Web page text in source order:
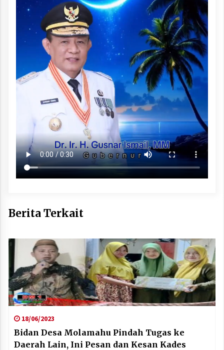
Berita Terkait
18/06/2023
Bidan Desa Molamahu Pindah Tugas ke
Daerah Lain, Ini Pesan dan Kesan Kades